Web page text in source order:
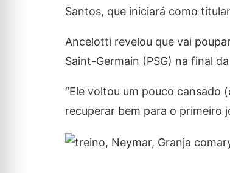
Santos, que iniciará como
Ancelotti revelou que vai
Saint-Germain (PSG) na final
“Ele voltou um pouco cansado
recuperar bem para o primeiro